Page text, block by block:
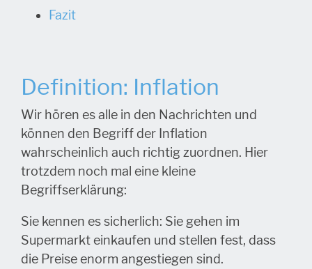
Fazit
Definition: Inflation
Wir hören es alle in den Nachrichten und
können den Begriff der Inflation
wahrscheinlich auch richtig zuordnen. Hier
trotzdem noch mal eine kleine
Begriffserklärung:
Sie kennen es sicherlich: Sie gehen im
Supermarkt einkaufen und stellen fest, dass
die Preise enorm angestiegen sind.